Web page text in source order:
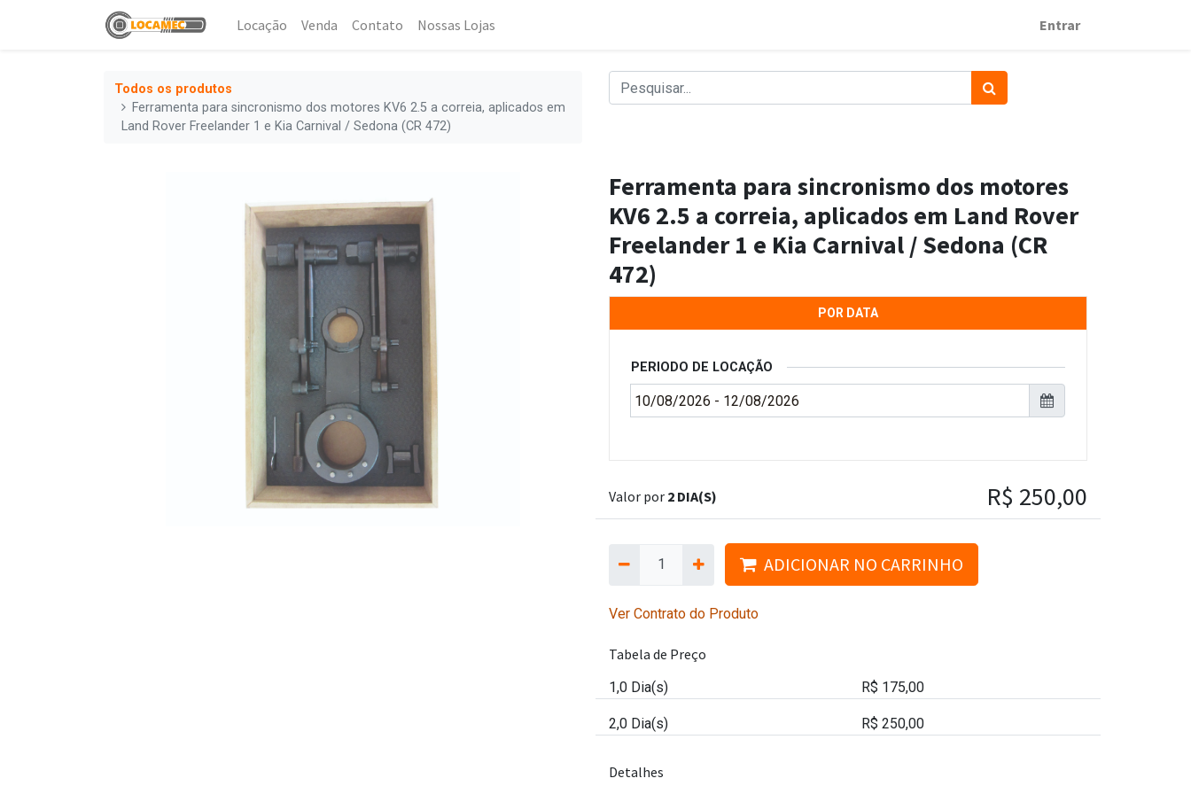
Locação Venda Contato Nossas Lojas Entrar
Todos os produtos
Ferramenta para sincronismo dos motores KV6 2.5 a correia, aplicados em
Land Rover Freelander 1 e Kia Carnival / Sedona (CR 472)
Ferramenta para sincronismo dos motores
KV6 2.5 a correia, aplicados em Land Rover
Freelander 1 e Kia Carnival / Sedona (CR
472)
POR DATA
PERIODO DE LOCAÇÃO
Valor por 2 DIA(S) R$ 250,00
ADICIONAR NO CARRINHO
Ver Contrato do Produto
Tabela de Preço
1,0 Dia(s) R$ 175,00
2,0 Dia(s) R$ 250,00
Detalhes